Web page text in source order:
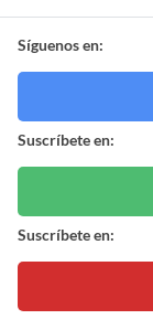
Síguenos en:
Suscríbete en:
Suscríbete en: